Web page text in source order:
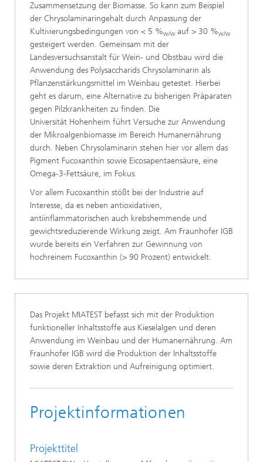
Zusammensetzung der Biomasse. So kann zum Beispiel
der Chrysolaminaringehalt durch Anpassung der
Kultivierungsbedingungen von < 5 %w/w auf > 30 %w/w
gesteigert werden. Gemeinsam mit der
Landesversuchsanstalt für Wein‑ und Obstbau wird die
Anwendung des Polysaccharids Chrysolaminarin als
Pflanzenstärkungsmittel im Weinbau getestet. Hierbei
geht es darum, eine Alternative zu bisherigen Präparaten
gegen Pilzkrankheiten zu finden. Die
Universität Hohenheim führt Versuche zur Anwendung
der Mikroalgenbiomasse im Bereich Humanernährung
durch. Neben Chrysolaminarin stehen hier vor allem das
Pigment Fucoxanthin sowie Eicosapentaensäure, eine
Omega‑3‑Fettsäure, im Fokus.
Vor allem Fucoxanthin stößt bei der Industrie auf
Interesse, da es neben antioxidativen,
antiinflammatorischen auch krebshemmende und
gewichtsreduzierende Wirkung zeigt. Am Fraunhofer IGB
wurde bereits ein Verfahren zur Gewinnung von
hochreinem Fucoxanthin (> 90 Prozent) entwickelt.
Das Projekt MIATEST befasst sich mit der Produktion
funktioneller Inhaltsstoffe aus Kieselalgen und deren
Anwendung im Weinbau und der Humanernährung. Am
Fraunhofer IGB wird die Produktion der Inhaltsstoffe
sowie deren Extraktion und Aufreinigung optimiert.
Projektinformationen
Projekttitel